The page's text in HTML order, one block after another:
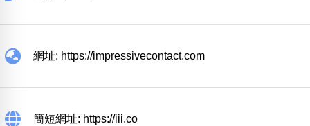
網址: https://impressivecontact.com
簡短網址: https://iii.co